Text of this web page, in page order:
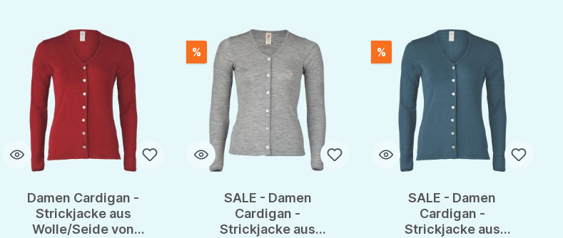
Damen Cardigan -
Strickjacke aus
Wolle/Seide von
%
SALE - Damen
Cardigan -
Strickjacke aus
%
SALE - Damen
Cardigan -
Strickjacke aus